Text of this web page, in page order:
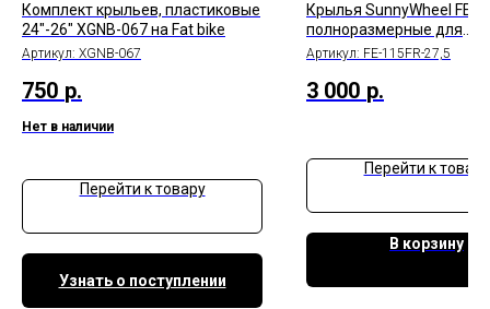
Комплект крыльев, пластиковые
24"-26" XGNB-067 на Fat bike
Артикул: XGNB-067
750 р.
Нет в наличии
Перейти к товару
Узнать о поступлении
Крылья SunnyWheel FE-
полноразмерные для
велосипедов 27,5",
Артикул: FE-115FR-27,5
3 000 р.
Перейти к товару
В корзину